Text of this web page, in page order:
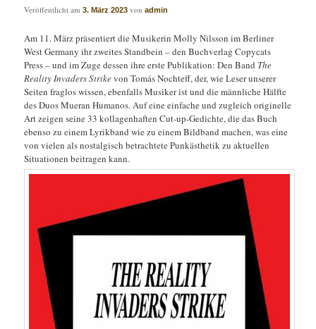
Veröffentlicht am3. März 2023 vonadmin
Am 11. März präsentiert die Musikerin Molly Nilsson im Berliner
West Germany ihr zweites Standbein – den Buchverlag Copycats
Press – und im Zuge dessen ihre erste Publikation: Den Band The
Reality Invaders Strikevon Tomás Nochteff, der, wie Leser unserer
Seiten fraglos wissen, ebenfalls Musiker ist und die männliche Hälfte
des Duos Mueran Humanos. Auf eine einfache und zugleich originelle
Art zeigen seine 33 kollagenhaften Cut-up-Gedichte, die das Buch
ebenso zu einem Lyrikband wie zu einem Bildband machen, was eine
von vielen als nostalgisch betrachtete Punkästhetik zu aktuellen
Situationen beitragen kann.